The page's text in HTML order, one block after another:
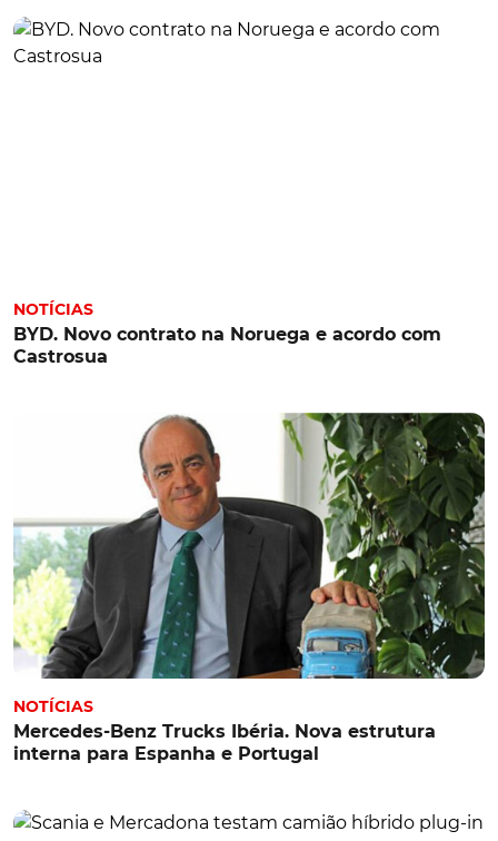
NOTÍCIAS
BYD. Novo contrato na Noruega e acordo com
Castrosua
NOTÍCIAS
Mercedes-Benz Trucks Ibéria. Nova estrutura
interna para Espanha e Portugal